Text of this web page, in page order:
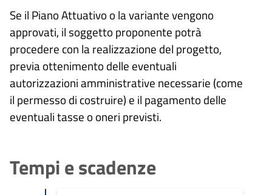
Se il Piano Attuativo o la variante vengono
approvati, il soggetto proponente potrà
procedere con la realizzazione del progetto,
previa ottenimento delle eventuali
autorizzazioni amministrative necessarie (come
il permesso di costruire) e il pagamento delle
eventuali tasse o oneri previsti.
Tempi e scadenze